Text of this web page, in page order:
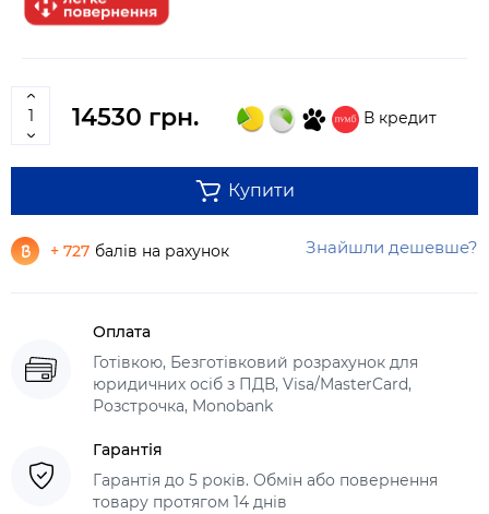
14530 грн. В кредит
Купити
+ 727 балів на рахунок Знайшли дешевше?
Оплата
Готівкою, Безготівковий розрахунок для
юридичних осіб з ПДВ, Visa/MasterCard,
Розстрочка, Monobank
Гарантія
Гарантія до 5 років. Обмін або повернення
товару протягом 14 днів